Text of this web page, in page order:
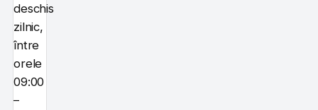
deschis
zilnic,
între
orele
09:00
–